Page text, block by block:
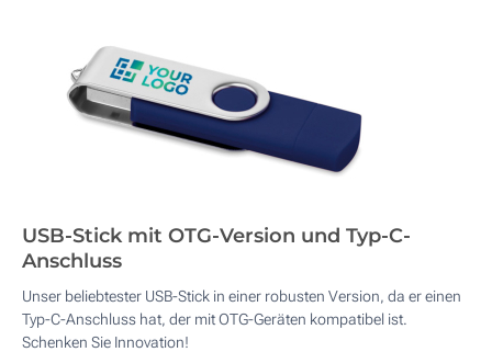
USB-Stick mit OTG-Version und Typ-C-
Anschluss
Unser beliebtester USB-Stick in einer robusten Version, da er einen
Typ-C-Anschluss hat, der mit OTG-Geräten kompatibel ist.
Schenken Sie Innovation!